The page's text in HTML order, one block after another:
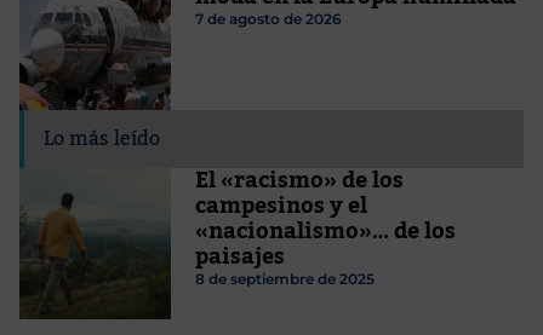
7 de agosto de 2026
Lo más leído
El «racismo» de los
campesinos y el
«nacionalismo»… de los
paisajes
8 de septiembre de 2025